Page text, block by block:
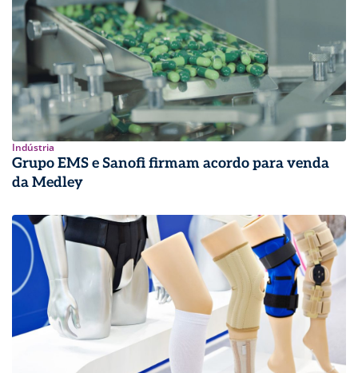
Indústria
Grupo EMS e Sanofi firmam acordo para venda
da Medley